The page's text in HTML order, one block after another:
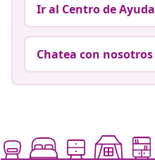
Ir al Centro de Ayuda
Chatea con nosotros